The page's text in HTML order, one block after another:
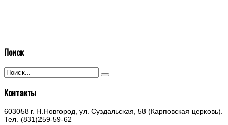
Поиск
Контакты
603058 г. Н.Новгород, ул. Суздальская, 58 (Карповская церковь).
Тел. (831)259-59-62